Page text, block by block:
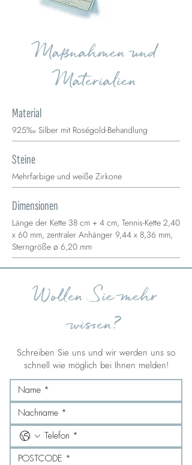
Maßnahmen und
Materialien
Material
925‰ Silber mit Roségold-Behandlung
Steine
Mehrfarbige und weiße Zirkone
Dimensionen
Länge der Kette 38 cm + 4 cm, Tennis-Kette 2,40
x 60 mm, zentraler Anhänger 9,44 x 8,36 mm,
Sterngröße ø 6,20 mm
Wollen Sie mehr
wissen?
Schreiben Sie uns und wir werden uns so
schnell wie möglich bei Ihnen melden!